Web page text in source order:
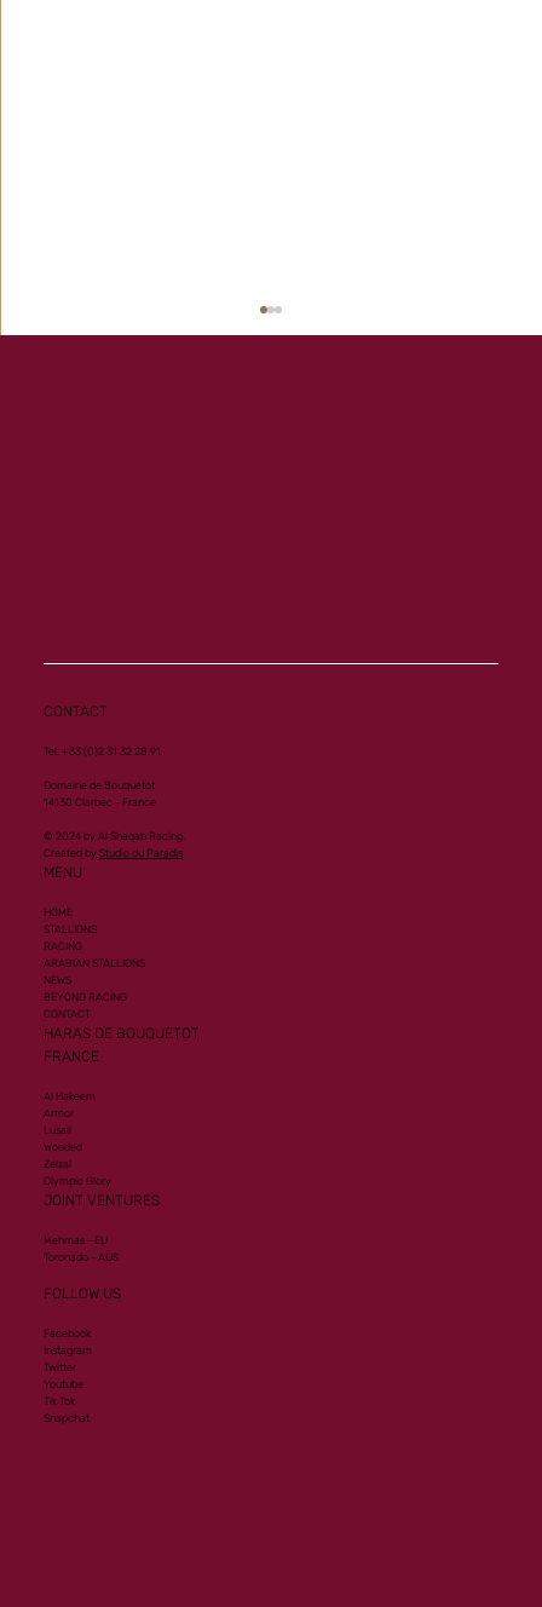
CONTACT
Tel. +33 (0)2 31 32 28 91
Domaine de Bouquetot
14130 Clarbec - France
© 2024 by Al Shaqab Racing.
Created by Studio du Paradis
MENU
HOME
STALLIONS
RACING
ARABIAN STALLIONS
NEWS
BEYOND RACING
CONTACT
HARAS DE BOUQUETOT
FRANCE
Al Hakeem
Armor
Lusail
Wooded
Zelzal
Olympic Glory
JOINT VENTURES
Mehmas - EU
Toronado - AUS
FOLLOW US
Facebook
Instagram
Twitter
Youtube
Tik Tok
Snapchat